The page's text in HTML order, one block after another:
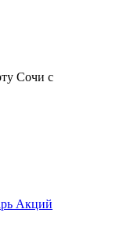
Сочи с
Акций